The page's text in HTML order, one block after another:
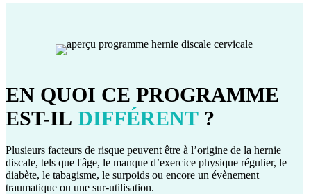
EN QUOI CE PROGRAMME
EST-IL DIFFÉRENT ?
Plusieurs facteurs de risque peuvent être à l’origine de la hernie
discale, tels que l'âge, le manque d’exercice physique régulier, le
diabète, le tabagisme, le surpoids ou encore un évènement
traumatique ou une sur-utilisation.